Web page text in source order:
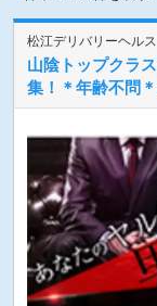
松江デリバリーヘルス
山陰トップクラ
集！＊年齢不問